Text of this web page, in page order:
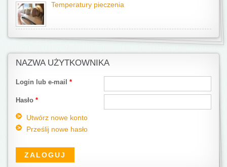
Temperatury pieczenia
NAZWA UŻYTKOWNIKA
Login lub e-mail *
Hasło *
Utwórz nowe konto
Prześlij nowe hasło